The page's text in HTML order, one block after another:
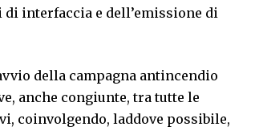
interfaccia e dell’emissione di
della campagna antincendio
anche congiunte, tra tutte le
coinvolgendo, laddove possibile,